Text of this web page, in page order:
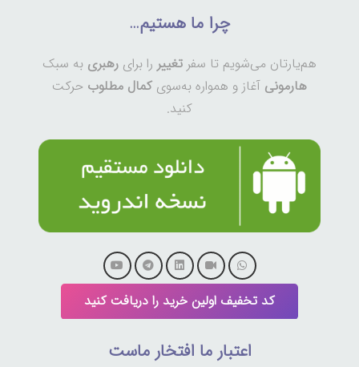
چرا ما هستیم…
هم‌یارتان می‌شویم تا سفر تغییر را برای رهبری به سبک
هارمونی آغاز و همواره به‌سوی کمال مطلوب حرکت
کنید.
کد تخفیف اولین خرید را دریافت کنید
اعتبار ما افتخار ماست